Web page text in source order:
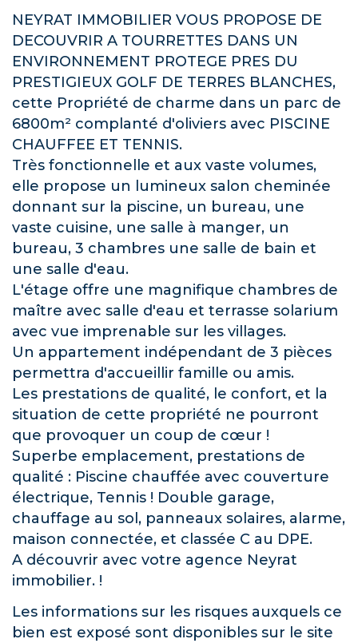
NEYRAT IMMOBILIER VOUS PROPOSE DE
DECOUVRIR A TOURRETTES DANS UN
ENVIRONNEMENT PROTEGE PRES DU
PRESTIGIEUX GOLF DE TERRES BLANCHES,
cette Propriété de charme dans un parc de
6800m² complanté d'oliviers avec PISCINE
CHAUFFEE ET TENNIS.
Très fonctionnelle et aux vaste volumes,
elle propose un lumineux salon cheminée
donnant sur la piscine, un bureau, une
vaste cuisine, une salle à manger, un
bureau, 3 chambres une salle de bain et
une salle d'eau.
L'étage offre une magnifique chambres de
maître avec salle d'eau et terrasse solarium
avec vue imprenable sur les villages.
Un appartement indépendant de 3 pièces
permettra d'accueillir famille ou amis.
Les prestations de qualité, le confort, et la
situation de cette propriété ne pourront
que provoquer un coup de cœur !
Superbe emplacement, prestations de
qualité : Piscine chauffée avec couverture
électrique, Tennis ! Double garage,
chauffage au sol, panneaux solaires, alarme,
maison connectée, et classée C au DPE.
A découvrir avec votre agence Neyrat
immobilier. !
Les informations sur les risques auxquels ce
bien est exposé sont disponibles sur le site